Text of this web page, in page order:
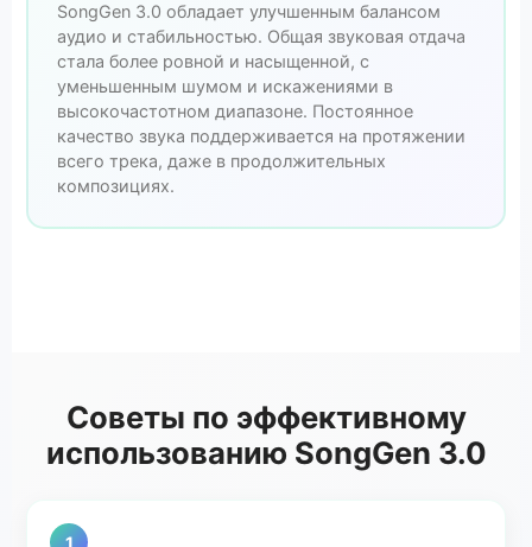
SongGen 3.0 обладает улучшенным балансом
аудио и стабильностью. Общая звуковая отдача
стала более ровной и насыщенной, с
уменьшенным шумом и искажениями в
высокочастотном диапазоне. Постоянное
качество звука поддерживается на протяжении
всего трека, даже в продолжительных
композициях.
Советы по эффективному
использованию SongGen 3.0
1